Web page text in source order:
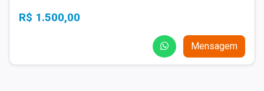
R$ 1.500,00
Mensagem